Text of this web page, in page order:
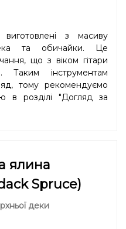
виготовлені з масиву
та обичайки. Це
що з віком гітари
Таким інструментам
тому рекомендуємо
в розділі "Догляд за
ялина
Spruce)
деки